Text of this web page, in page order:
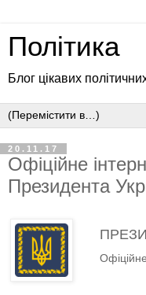
Політика
Блог цікавих
20.11.17
Офіційне
Президента